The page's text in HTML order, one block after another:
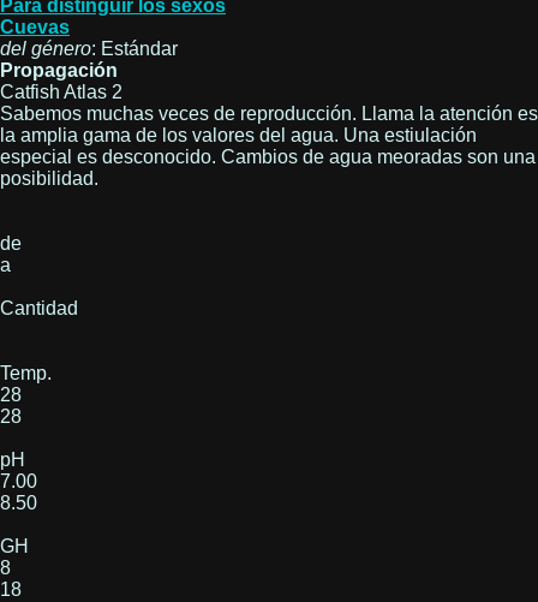
Para distinguir los sexos
Cuevas
del género: Estándar
Propagación
Catfish Atlas 2
Sabemos muchas veces de reproducción. Llama la atención es
la amplia gama de los valores del agua. Una estiulación
especial es desconocido. Cambios de agua meoradas son una
posibilidad.
de
a
Cantidad
Temp.
28
28
pH
7.00
8.50
GH
8
18